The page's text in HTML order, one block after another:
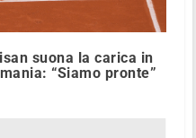
suona la carica in
“Siamo pronte”